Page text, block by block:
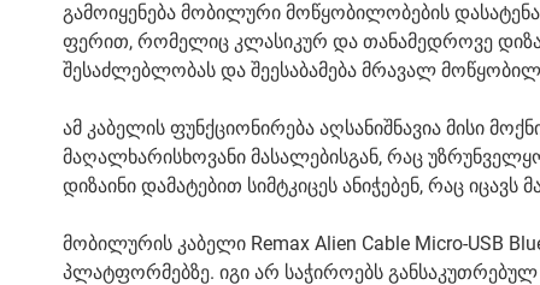
გამოიყენება მობილური მოწყობილობების
ფერით, რომელიც კლასიკურ და თანამედროვე
შესაძლებლობას და შეესაბამება მრავალ
ამ კაბელის ფუნქციონირება აღსანიშნავია მისი
მაღალხარისხოვანი მასალებისგან, რაც
დიზაინი დამატებით სიმტკიცეს ანიჭებენ, რაც იცავს
მობილურის კაბელი Remax Alien Cable Micro-USB
პლატფორმებზე. იგი არ საჭიროებს განსაკუთრებულ